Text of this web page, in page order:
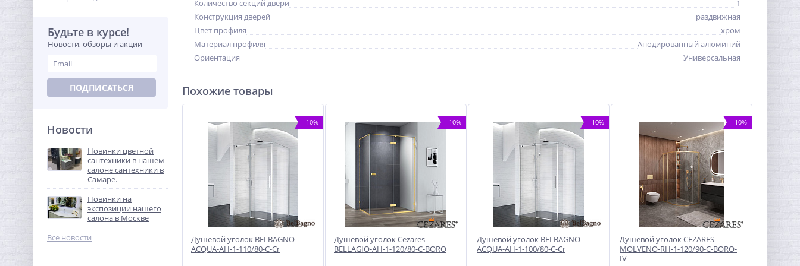
Будьте в курсе!
Новости, обзоры и акции
ПОДПИСАТЬСЯ
Новости
Новинки цветной
сантехники в нашем
салоне сантехники в
Самаре.
Новинки на
экспозиции нашего
салона в Москве
Все новости
Количество секций двери
1
Конструкция дверей
раздвижная
Цвет профиля
хром
Материал профиля
Анодированный алюминий
Ориентация
Универсальная
Похожие товары
-10%
Душевой уголок BELBAGNO
ACQUA-AH-1-110/80-C-Cr
-10%
Душевой уголок Cezares
BELLAGIO-AH-1-120/80-C-BORO
-10%
Душевой уголок BELBAGNO
ACQUA-AH-1-100/80-C-Cr
-10%
Душевой уголок CEZARES
MOLVENO-RH-1-120/90-C-BORO-
IV